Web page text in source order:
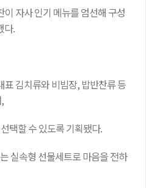
자사 인기 메뉴를 엄선해 구성
다.
김치류와 비빔장, 밥반찬류 등
택할 수 있도록 기획됐다.
실속형 선물세트로 마음을 전하